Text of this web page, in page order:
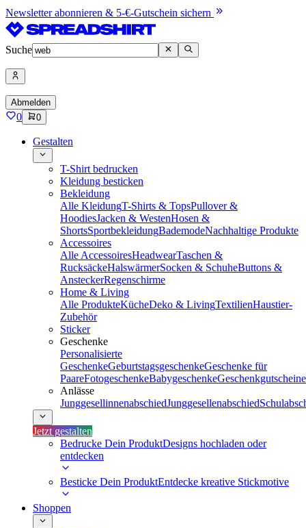
Newsletter abonnieren & 5-€-Gutschein sichern
Suche
Abmelden
0 0
Gestalten
T-Shirt bedrucken
Kleidung besticken
Bekleidung
Alle KleidungT-Shirts & TopsPullover &
HoodiesJacken & WestenHosen &
ShortsSportbekleidungBademodeNachhaltige Produkte
Accessoires
Alle AccessoiresHeadwearTaschen &
RucksäckeHalswärmerSocken & SchuheButtons &
AnsteckerRegenschirme
Home & Living
Alle ProdukteKücheDeko & LivingTextilienHaustier-
Zubehör
Sticker
Geschenke
Personalisierte
GeschenkeGeburtstagsgeschenkeGeschenke für
PaareFotogeschenkeBabygeschenkeGeschenkgutscheine
Anlässe
JunggesellinnenabschiedJunggesellenabschied
Jetzt gestalten
Bedrucke Dein ProduktDesigns hochladen oder
entdecken
Besticke Dein ProduktEntdecke kreative Stickmotive
Shoppen